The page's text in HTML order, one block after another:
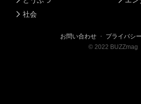
社会
お問い合わせ ・ プライバシ
© 2022 BUZZmag